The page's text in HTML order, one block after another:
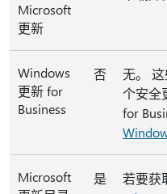
Microsoft
更新
Windows
更新 for
Business
否
无。
个安全
for
Microsoft
是
若要获